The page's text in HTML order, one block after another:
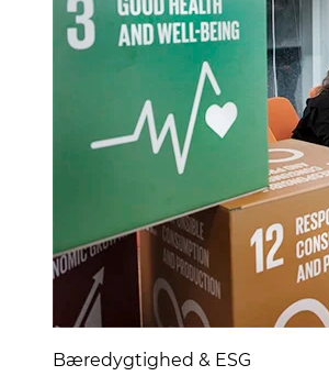
Bæredygtighed & ESG